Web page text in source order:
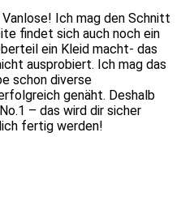
Ich mag den Schnitt
findet sich auch noch ein
ein Kleid macht- das
ausprobiert. Ich mag das
schon diverse
genäht. Deshalb
– das wird dir sicher
fertig werden!